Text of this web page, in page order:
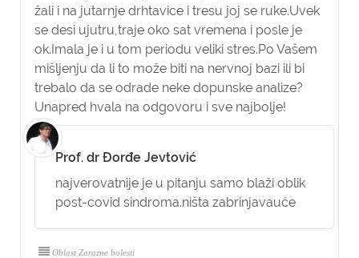
žali i na jutarnje drhtavice i tresu joj se ruke.Uvek
se desi ujutru,traje oko sat vremena i posle je
ok.Imala je i u tom periodu veliki stres.Po Vašem
mišljenju da li to može biti na nervnoj bazi ili bi
trebalo da se odrade neke dopunske analize?
Unapred hvala na odgovoru i sve najbolje!
Prof. dr Đorđe Jevtović
najverovatnije je u pitanju samo blaži oblik
post-covid sindroma.ništa zabrinjavauće
Oblast Zarazne bolesti